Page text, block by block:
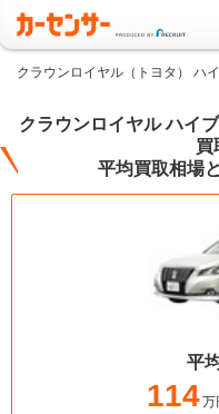
クラウンロイヤル（トヨタ） ハ
クラウンロイヤル ハイ
買
平均買取相場
平
114万